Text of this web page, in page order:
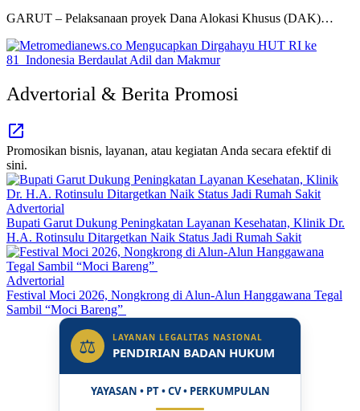
GARUT – Pelaksanaan proyek Dana Alokasi Khusus (DAK)…
Advertorial & Berita Promosi
Promosikan bisnis, layanan, atau kegiatan Anda secara efektif di
sini.
Advertorial
Bupati Garut Dukung Peningkatan Layanan Kesehatan, Klinik Dr.
H.A. Rotinsulu Ditargetkan Naik Status Jadi Rumah Sakit
Advertorial
Festival Moci 2026, Nongkrong di Alun-Alun Hanggawana Tegal
Sambil “Moci Bareng”
⚖ LAYANAN LEGALITAS NASIONAL
PENDIRIAN BADAN HUKUM
YAYASAN • PT • CV • PERKUMPULAN